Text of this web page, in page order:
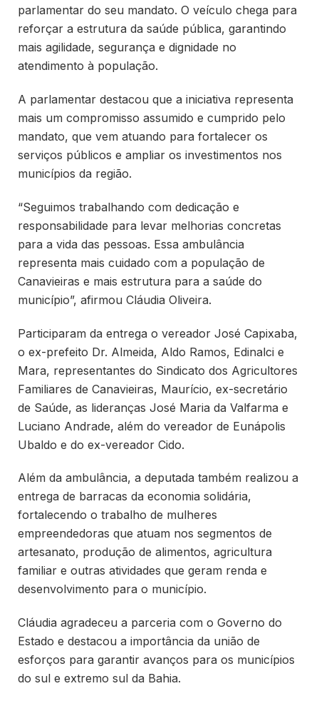
parlamentar do seu mandato. O veículo chega para
reforçar a estrutura da saúde pública, garantindo
mais agilidade, segurança e dignidade no
atendimento à população.
A parlamentar destacou que a iniciativa representa
mais um compromisso assumido e cumprido pelo
mandato, que vem atuando para fortalecer os
serviços públicos e ampliar os investimentos nos
municípios da região.
“Seguimos trabalhando com dedicação e
responsabilidade para levar melhorias concretas
para a vida das pessoas. Essa ambulância
representa mais cuidado com a população de
Canavieiras e mais estrutura para a saúde do
município”, afirmou Cláudia Oliveira.
Participaram da entrega o vereador José Capixaba,
o ex-prefeito Dr. Almeida, Aldo Ramos, Edinalci e
Mara, representantes do Sindicato dos Agricultores
Familiares de Canavieiras, Maurício, ex-secretário
de Saúde, as lideranças José Maria da Valfarma e
Luciano Andrade, além do vereador de Eunápolis
Ubaldo e do ex-vereador Cido.
Além da ambulância, a deputada também realizou a
entrega de barracas da economia solidária,
fortalecendo o trabalho de mulheres
empreendedoras que atuam nos segmentos de
artesanato, produção de alimentos, agricultura
familiar e outras atividades que geram renda e
desenvolvimento para o município.
Cláudia agradeceu a parceria com o Governo do
Estado e destacou a importância da união de
esforços para garantir avanços para os municípios
do sul e extremo sul da Bahia.